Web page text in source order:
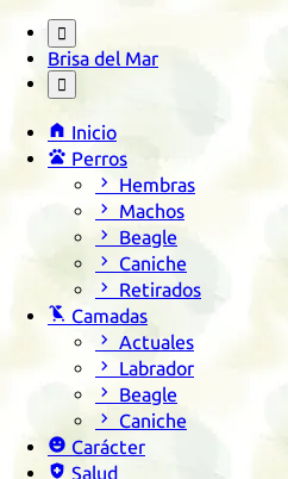

Brisa del Mar

 Inicio
 Perros
 Hembras
 Machos
 Beagle
 Caniche
 Retirados
 Camadas
 Actuales
 Labrador
 Beagle
 Caniche
 Carácter
 Salud